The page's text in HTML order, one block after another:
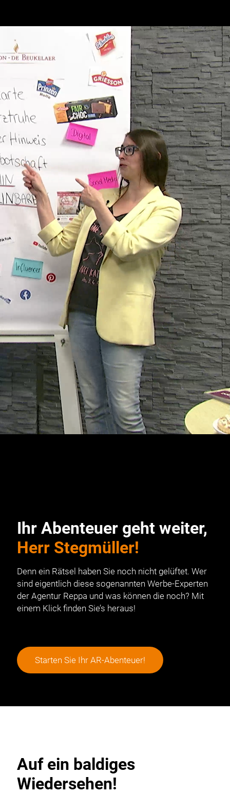
Ihr Abenteuer geht weiter,
Herr Stegmüller!
Denn ein Rätsel haben Sie noch nicht gelüftet. Wer
sind eigentlich diese sogenannten Werbe-Experten
der Agentur Reppa und was können die noch? Mit
einem Klick finden Sie’s heraus!
Starten Sie Ihr AR-Abenteuer!
Auf ein baldiges
Wiedersehen!